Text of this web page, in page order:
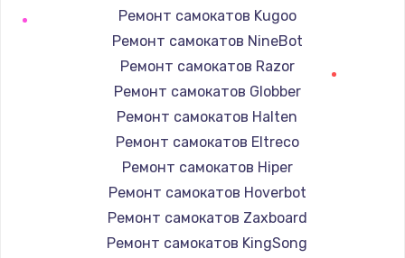
Замена SSD
от 990 руб.
Заказать
Установка драйверов
от 725 руб.
Заказать
Замена HDMI
от 600 руб.
Ремонт самокатов Kugoo
Ремонт самокатов NineBot
Ремонт самокатов Razor
Ремонт самокатов Globber
Ремонт самокатов Halten
Ремонт самокатов Eltreco
Ремонт самокатов Hiper
Ремонт самокатов Hoverbot
Ремонт самокатов Zaxboard
Ремонт самокатов KingSong